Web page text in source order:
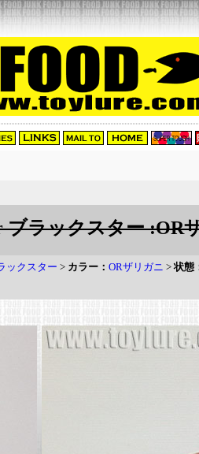
ラックスター :OR
ックスター > カラー： ORザリガニ >状態